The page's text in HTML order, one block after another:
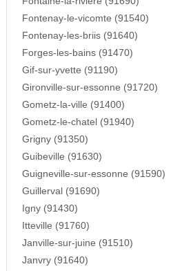
Fontenay-le-vicomte (91540)
Fontenay-les-briis (91640)
Forges-les-bains (91470)
Gif-sur-yvette (91190)
Gironville-sur-essonne (91720)
Gometz-la-ville (91400)
Gometz-le-chatel (91940)
Grigny (91350)
Guibeville (91630)
Guigneville-sur-essonne (91590)
Guillerval (91690)
Igny (91430)
Itteville (91760)
Janville-sur-juine (91510)
Janvry (91640)